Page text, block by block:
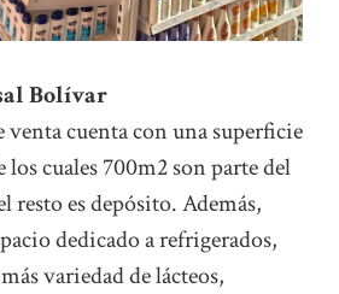
Bolívar
cuenta con una superficie
cuales 700m2 son parte del
resto es depósito. Además,
dedicado a refrigerados,
variedad de lácteos,